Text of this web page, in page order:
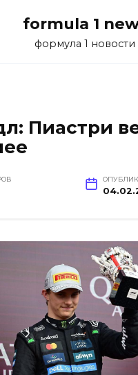
formula 1
формула 1 новости
Пиастри